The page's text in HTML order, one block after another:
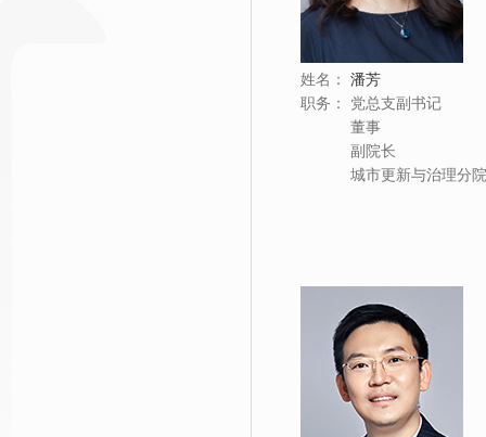
姓名：
职务：
潘芳
党总支副书记
董事
副院长
城市更新与治理分